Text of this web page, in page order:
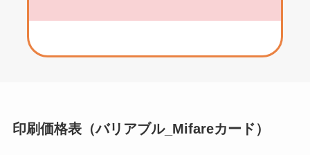
印刷価格表（バリアブル_Mifareカード）